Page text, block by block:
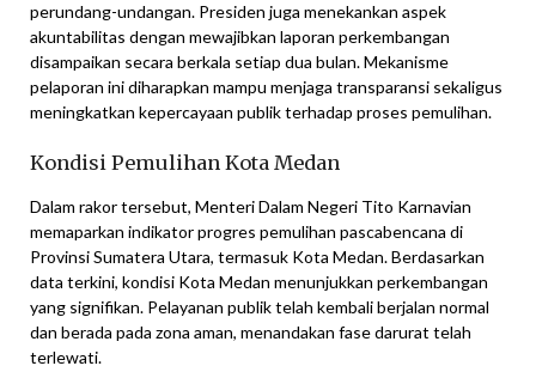
perundang-undangan. Presiden juga menekankan aspek
akuntabilitas dengan mewajibkan laporan perkembangan
disampaikan secara berkala setiap dua bulan. Mekanisme
pelaporan ini diharapkan mampu menjaga transparansi sekaligus
meningkatkan kepercayaan publik terhadap proses pemulihan.
Kondisi Pemulihan Kota Medan
Dalam rakor tersebut, Menteri Dalam Negeri Tito Karnavian
memaparkan indikator progres pemulihan pascabencana di
Provinsi Sumatera Utara, termasuk Kota Medan. Berdasarkan
data terkini, kondisi Kota Medan menunjukkan perkembangan
yang signifikan. Pelayanan publik telah kembali berjalan normal
dan berada pada zona aman, menandakan fase darurat telah
terlewati.